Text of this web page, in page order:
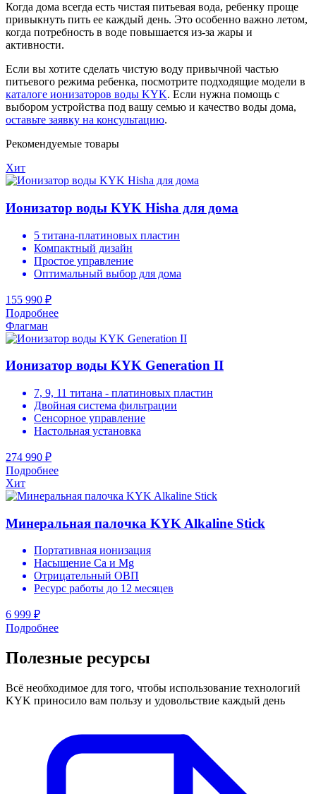
Когда дома всегда есть чистая питьевая вода, ребенку проще
привыкнуть пить ее каждый день. Это особенно важно летом,
когда потребность в воде повышается из-за жары и
активности.
Если вы хотите сделать чистую воду привычной частью
питьевого режима ребенка, посмотрите подходящие модели в
каталоге ионизаторов воды KYK. Если нужна помощь с
выбором устройства под вашу семью и качество воды дома,
оставьте заявку на консультацию.
Рекомендуемые товары
Хит
Ионизатор воды KYK Hisha для дома
5 титана-платиновых пластин
Компактный дизайн
Простое управление
Оптимальный выбор для дома
155 990 ₽
Подробнее
Флагман
Ионизатор воды KYK Generation II
7, 9, 11 титана - платиновых пластин
Двойная система фильтрации
Сенсорное управление
Настольная установка
274 990 ₽
Подробнее
Хит
Минеральная палочка KYK Alkaline Stick
Портативная ионизация
Насыщение Ca и Mg
Отрицательный ОВП
Ресурс работы до 12 месяцев
6 999 ₽
Подробнее
Полезные ресурсы
Всё необходимое для того, чтобы использование технологий
KYK приносило вам пользу и удовольствие каждый день